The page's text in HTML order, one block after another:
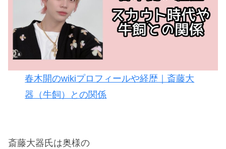
春木開のwikiプロフィールや経歴｜斎藤大
器（牛飼）との関係
斎藤大器氏は奥様の